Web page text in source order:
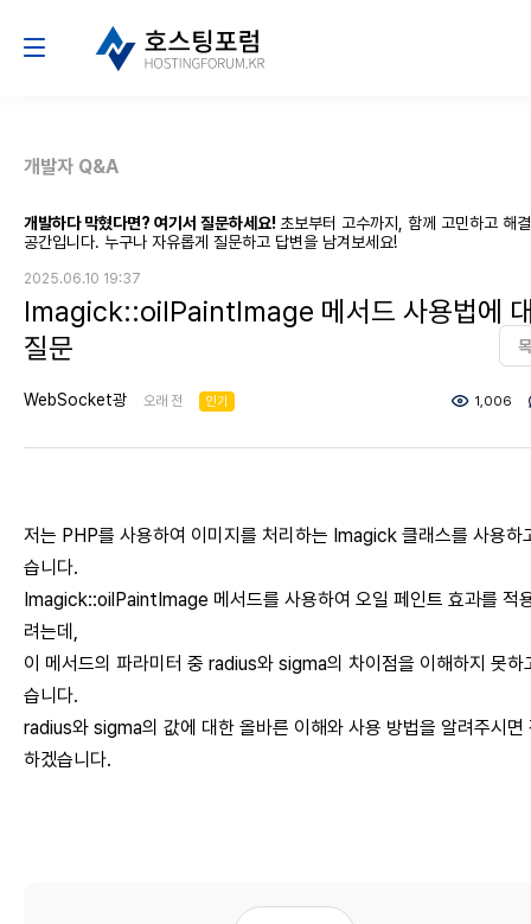
개발자 Q&A
개발하다 막혔다면? 여기서 질문하세요! 초보부터 고수까지, 함께 고민하고 해
공간입니다. 누구나 자유롭게 질문하고 답변을 남겨보세요!
2025.06.10 19:37
Imagick::oilPaintImage 메서드 사용법에
질문
WebSocket광 오래 전 인기 1,006
저는 PHP를 사용하여 이미지를 처리하는 Imagick 클래스를 사용하
습니다.
Imagick::oilPaintImage 메서드를 사용하여 오일 페인트 효과를 적
려는데,
이 메서드의 파라미터 중 radius와 sigma의 차이점을 이해하지 못하
습니다.
radius와 sigma의 값에 대한 올바른 이해와 사용 방법을 알려주시면
하겠습니다.